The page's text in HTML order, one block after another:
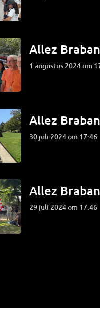
Allez
1 augustus 2024 om
Allez
30 juli 2024 om 17:46
Allez
29 juli 2024 om 17:46